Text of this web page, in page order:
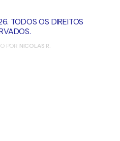
TODOS OS DIREITOS
POR NICOLAS R.